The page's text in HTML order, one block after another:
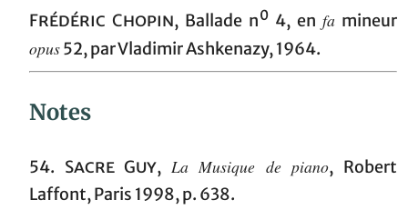
Frédéric Chopin, Ballade n04, en fa mineur
opus52, par Vladimir Ashkenazy, 1964.
Notes
54. Sacre Guy, La Musique de piano, Robert
Laffont, Paris 1998, p. 638.